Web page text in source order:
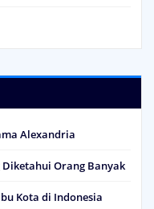
Alexandria
Diketahui Orang Banyak
Kota di Indonesia